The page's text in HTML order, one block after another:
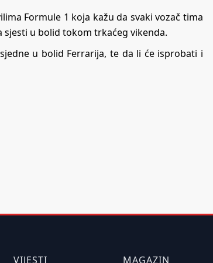
Formule 1 koja kažu da svaki vozač tima
sjesti u bolid tokom trkaćeg vikenda.
u bolid Ferrarija, te da li će isprobati i
VIJESTI MAGAZIN